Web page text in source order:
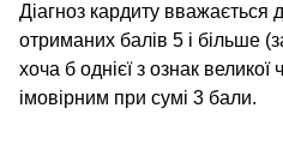
Діагноз кардиту вважається
отриманих балів 5 і більше
хоча б однієї з ознак великої
імовірним при сумі 3 бали.